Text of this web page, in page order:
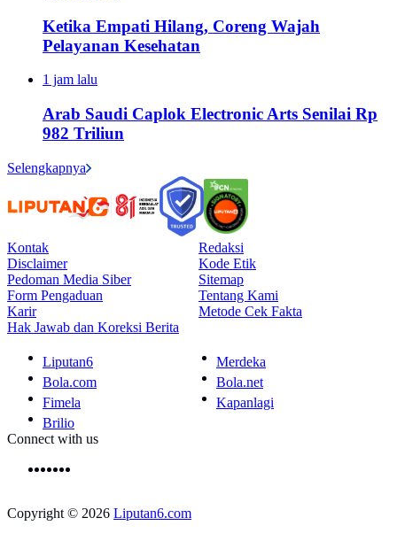
Ketika Empati Hilang, Coreng Wajah
Pelayanan Kesehatan
1 jam lalu
Arab Saudi Caplok Electronic Arts Senilai Rp
982 Triliun
Selengkapnya
Kontak
Redaksi
Disclaimer
Kode Etik
Pedoman Media Siber
Sitemap
Form Pengaduan
Tentang Kami
Karir
Metode Cek Fakta
Hak Jawab dan Koreksi Berita
Liputan6
Merdeka
Bola.com
Bola.net
Fimela
Kapanlagi
Brilio
Connect with us
Copyright © 2026 Liputan6.com